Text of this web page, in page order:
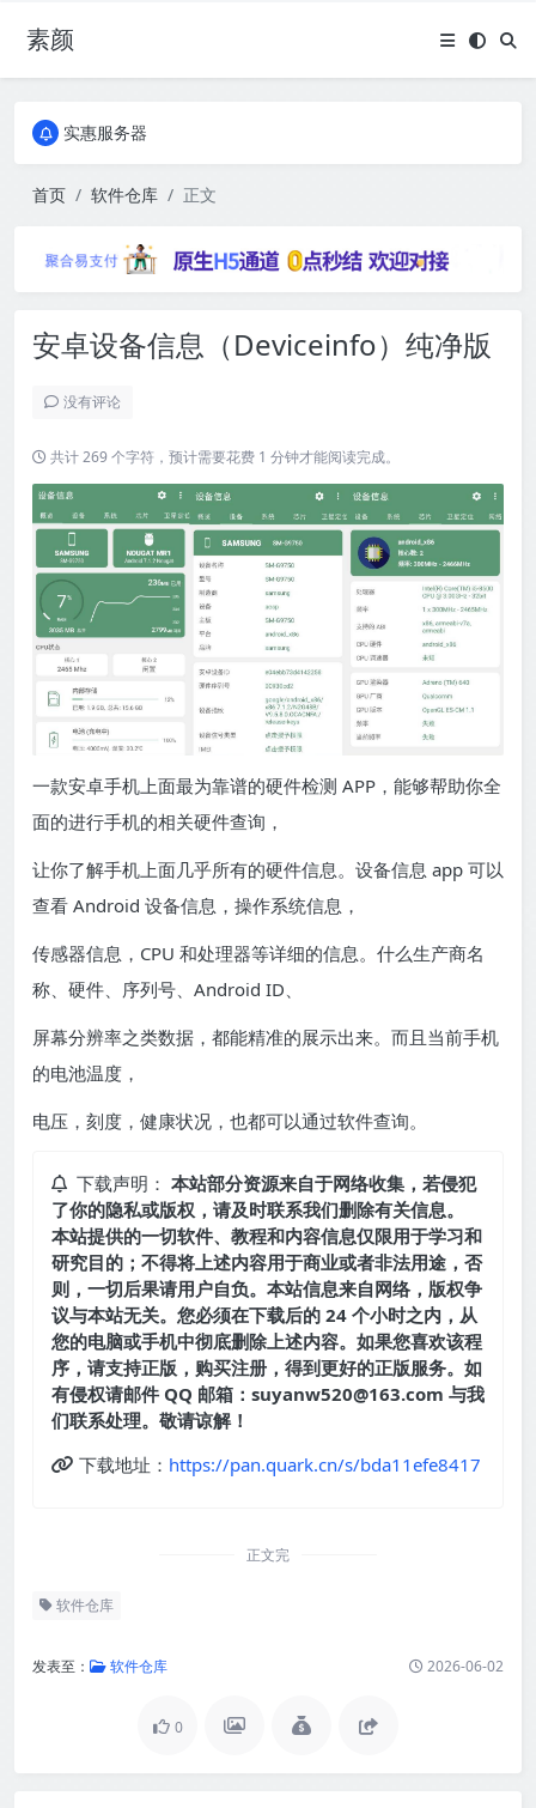
素颜全国免费包邮流量卡
实惠服务器
实惠服务器
首页 软件仓库 正文
安卓设备信息（Deviceinfo）纯净版
没有评论
共计 269 个字符，预计需要花费 1 分钟才能阅读完成。
一款安卓手机上面最为靠谱的硬件检测 APP，能够帮助你全
面的进行手机的相关硬件查询，
让你了解手机上面几乎所有的硬件信息。设备信息 app 可以
查看 Android 设备信息，操作系统信息，
传感器信息，CPU 和处理器等详细的信息。什么生产商名
称、硬件、序列号、Android ID、
屏幕分辨率之类数据，都能精准的展示出来。而且当前手机
的电池温度，
电压，刻度，健康状况，也都可以通过软件查询。
下载声明： 本站部分资源来自于网络收集，若侵犯
了你的隐私或版权，请及时联系我们删除有关信息。
本站提供的一切软件、教程和内容信息仅限用于学习和
研究目的；不得将上述内容用于商业或者非法用途，否
则，一切后果请用户自负。本站信息来自网络，版权争
议与本站无关。您必须在下载后的 24 个小时之内，从
您的电脑或手机中彻底删除上述内容。如果您喜欢该程
序，请支持正版，购买注册，得到更好的正版服务。如
有侵权请邮件 QQ 邮箱：suyanw520@163.com 与我
们联系处理。敬请谅解！
下载地址： https://pan.quark.cn/s/bda11efe8417
正文完
软件仓库
发表至： 软件仓库 2026-06-02
0